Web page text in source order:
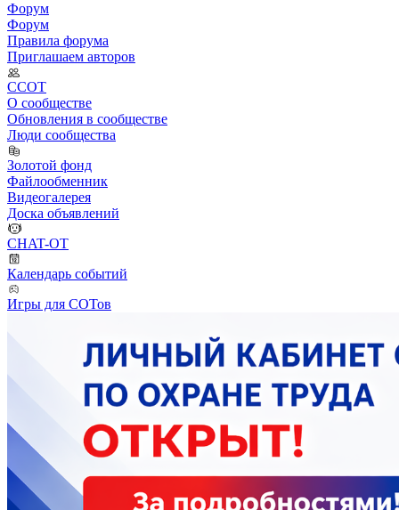
Форум
Форум
Правила форума
Приглашаем авторов
ССОТ
О сообществе
Обновления в сообществе
Люди сообщества
Золотой фонд
Файлообменник
Видеогалерея
Доска объявлений
CHAT-OT
Календарь событий
Игры для СОТов